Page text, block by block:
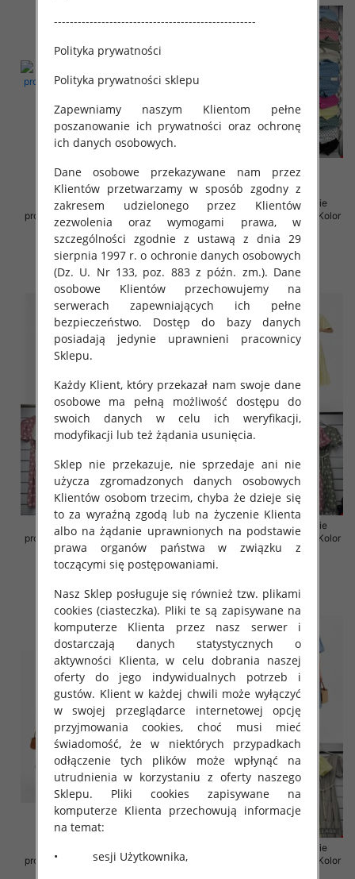
Sukienki damskie (Włoskie
produkt) Roz Standard, Mix Kolor
Paczka 5 szt
35.00 zł
szczegóły
Sukienki damskie (Włoskie
produkt) Roz Standard, Mix Kolor
Paczka 5 szt
36.00 zł
szczegóły
Sukienki damskie (Włoskie
produkt) Roz Standard, Mix Kolor
Paczka 5 szt
43.00 zł
szczegóły
Sukienki damskie (Włoskie
produkt) Roz Standard, Mix Kolor
Paczka 5 szt
szczegóły
produkt) Roz Standard, Mix Kolor
Sukienki damskie (Włoskie
produkt) Roz Standard, Mix Kolor
---------------------------------------------------
Polityka prywatności
Polityka prywatności sklepu
Zapewniamy naszym Klientom pełne
poszanowanie ich prywatności oraz ochronę
ich danych osobowych.
Dane osobowe przekazywane nam przez
Klientów przetwarzamy w sposób zgodny z
zakresem udzielonego przez Klientów
zezwolenia oraz wymogami prawa, w
szczególności zgodnie z ustawą z dnia 29
sierpnia 1997 r. o ochronie danych osobowych
(Dz. U. Nr 133, poz. 883 z późn. zm.). Dane
osobowe Klientów przechowujemy na
serwerach zapewniających ich pełne
bezpieczeństwo. Dostęp do bazy danych
posiadają jedynie uprawnieni pracownicy
Sklepu.
Każdy Klient, który przekazał nam swoje dane
osobowe ma pełną możliwość dostępu do
swoich danych w celu ich weryfikacji,
modyfikacji lub też żądania usunięcia.
Sklep nie przekazuje, nie sprzedaje ani nie
użycza zgromadzonych danych osobowych
Klientów osobom trzecim, chyba że dzieje się
to za wyraźną zgodą lub na życzenie Klienta
albo na żądanie uprawnionych na podstawie
prawa organów państwa w związku z
toczącymi się postępowaniami.
Nasz Sklep posługuje się również tzw. plikami
cookies (ciasteczka). Pliki te są zapisywane na
komputerze Klienta przez nasz serwer i
dostarczają danych statystycznych o
aktywności Klienta, w celu dobrania naszej
oferty do jego indywidualnych potrzeb i
gustów. Klient w każdej chwili może wyłączyć
w swojej przeglądarce internetowej opcję
przyjmowania cookies, choć musi mieć
świadomość, że w niektórych przypadkach
odłączenie tych plików może wpłynąć na
utrudnienia w korzystaniu z oferty naszego
Sklepu. Pliki cookies zapisywane na
komputerze Klienta przechowują informacje
na temat:
• sesji Użytkownika,